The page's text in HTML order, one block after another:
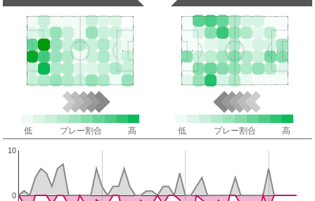
低 プレー割合 高 低 プレー割合 高
0
10